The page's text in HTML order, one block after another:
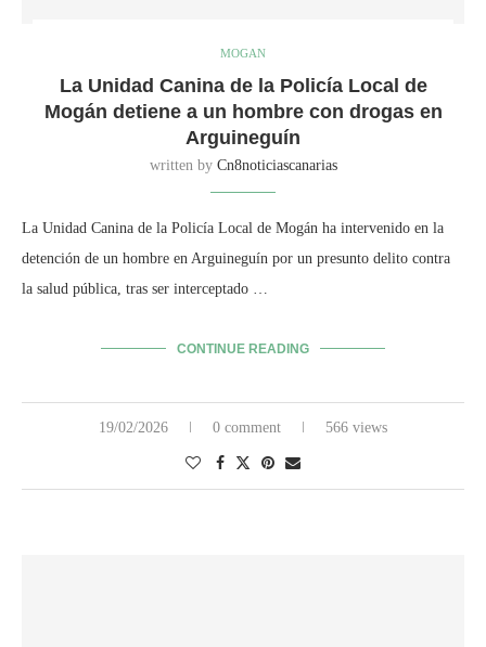
MOGAN
La Unidad Canina de la Policía Local de
Mogán detiene a un hombre con drogas en
Arguineguín
written by Cn8noticiascanarias
La Unidad Canina de la Policía Local de Mogán ha intervenido en la
detención de un hombre en Arguineguín por un presunto delito contra
la salud pública, tras ser interceptado …
CONTINUE READING
19/02/2026 0 comment 566 views